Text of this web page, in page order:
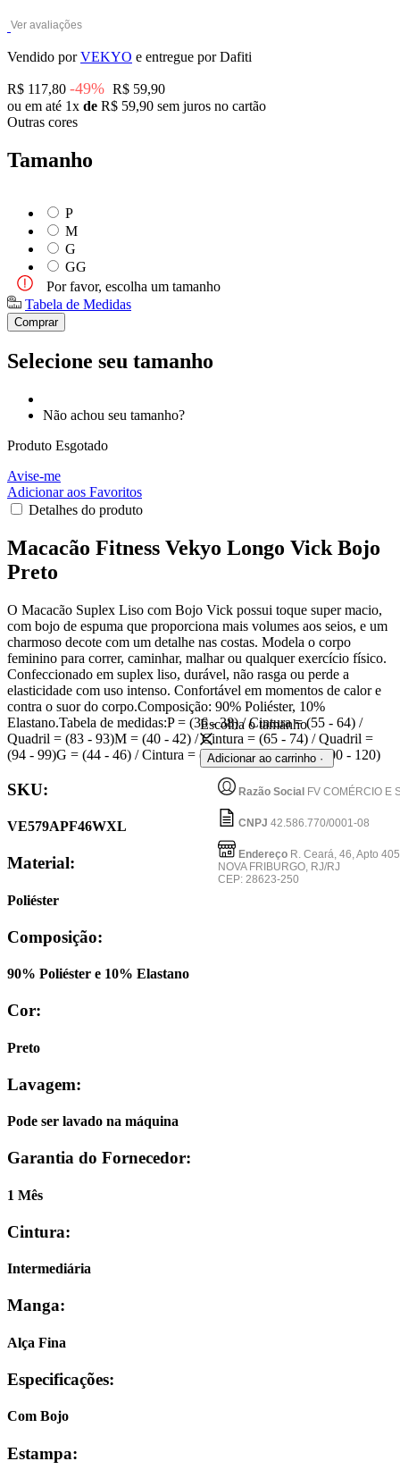
Ver avaliações
Vendido porVEKYO e entregue por Dafiti
VEKYO
Razão Social FV COMÉRCIO E
CNPJ 42.586.770/0001-08
Endereço R. Ceará, 46, Apto 405
NOVA FRIBURGO, RJ/RJ
CEP: 28623-250
R$ 117,80 -49% R$ 59,90
ou em até 1x de R$ 59,90 sem juros no cartão
Outras cores
Tamanho
P
M
G
GG
Por favor, escolha um tamanho
Tabela de Medidas
Comprar
Selecione seu tamanho
Não achou seu tamanho?
Produto Esgotado
Avise-me
Adicionar aos Favoritos
Detalhes do produto
Macacão Fitness Vekyo Longo Vick Bojo
Preto
O Macacão Suplex Liso com Bojo Vick possui toque super macio,
com bojo de espuma que proporciona mais volumes aos seios, e um
charmoso decote com um detalhe nas costas. Modela o corpo
feminino para correr, caminhar, malhar ou qualquer exercício físico.
Confeccionado em suplex liso, durável, não rasga ou perde a
elasticidade com uso intenso. Confortável em momentos de calor e
contra o suor do corpo.Composição: 90% Poliéster, 10%
Elastano.Tabela de medidas:P = (36 - 38) / Cintura = (55 - 64) /
Quadril = (83 - 93)M = (40 - 42) / Cintura = (65 - 74) / Quadril =
(94 - 99)G = (44 - 46) / Cintura = (75 - 84) / Quadril = (100 - 120)
SKU:
VE579APF46WXL
Material:
Poliéster
Composição:
90% Poliéster e 10% Elastano
Cor:
Preto
Lavagem:
Pode ser lavado na máquina
Garantia do Fornecedor:
1 Mês
Cintura:
Intermediária
Manga:
Alça Fina
Especificações:
Com Bojo
Estampa:
Escolha o tamanho
Adicionar ao carrinho ·